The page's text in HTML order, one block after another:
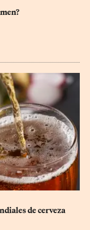
de cerveza